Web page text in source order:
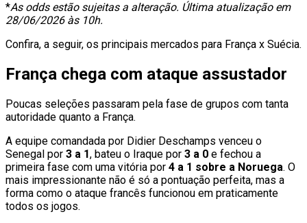
*As odds estão sujeitas a alteração. Última atualização em
28/06/2026 às 10h.
Confira, a seguir, os principais mercados para França x Suécia.
França chega com ataque assustador
Poucas seleções passaram pela fase de grupos com tanta
autoridade quanto a França.
A equipe comandada por Didier Deschamps venceu o
Senegal por 3 a 1, bateu o Iraque por 3 a 0 e fechou a
primeira fase com uma vitória por 4 a 1 sobre a Noruega. O
mais impressionante não é só a pontuação perfeita, mas a
forma como o ataque francês funcionou em praticamente
todos os jogos.